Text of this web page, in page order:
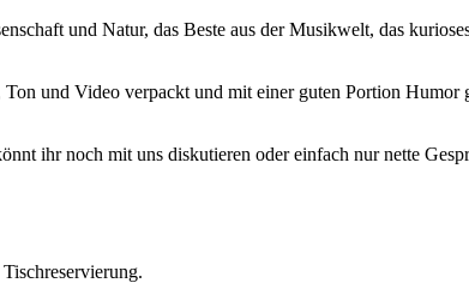
und Natur, das Beste aus der Musikwelt, das
und Video verpackt und mit einer guten Portion Humor
ihr noch mit uns diskutieren oder einfach nur nette